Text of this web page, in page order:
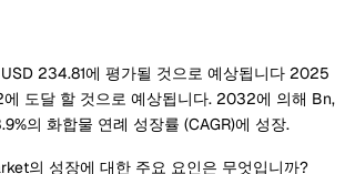
234.81에 평가될 것으로 예상됩니다 2025
도달 할 것으로 예상됩니다. 2032에 의해 Bn,
의 화합물 연례 성장률 (CAGR)에 성장.
의 성장에 대한 주요 요인은 무엇입니까?